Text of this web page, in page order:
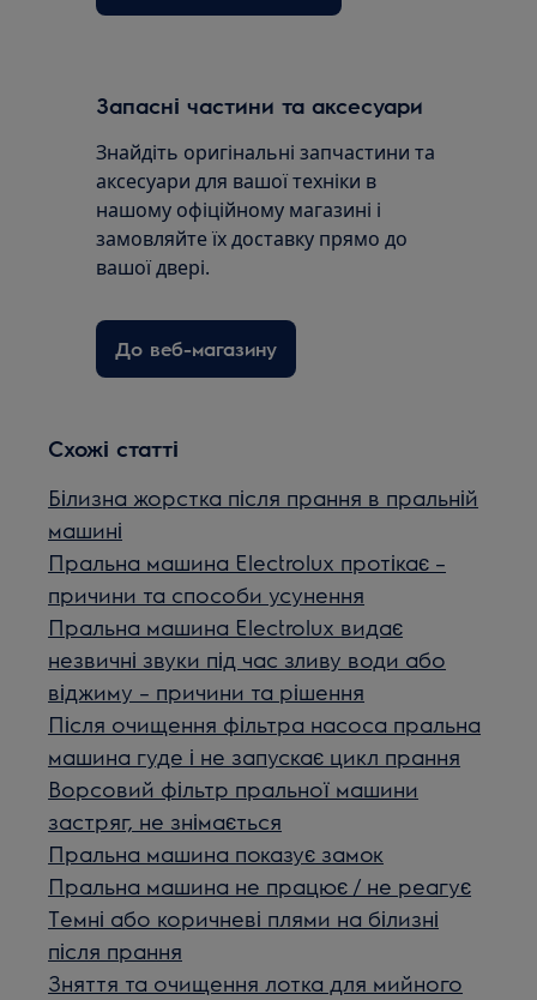
Запасні частини та аксесуари
Знайдіть оригінальні запчастини та
аксесуари для вашої техніки в
нашому офіційному магазині і
замовляйте їх доставку прямо до
вашої двері.
До веб-магазину
Схожі статті
Білизна жорстка після прання в пральній
машині
Пральна машина Electrolux протікає –
причини та способи усунення
Пральна машина Electrolux видає
незвичні звуки під час зливу води або
віджиму – причини та рішення
Після очищення фільтра насоса пральна
машина гуде і не запускає цикл прання
Ворсовий фільтр пральної машини
застряг, не знімається
Пральна машина показує замок
Пральна машина не працює / не реагує
Темні або коричневі плями на білизні
після прання
Зняття та очищення лотка для мийного